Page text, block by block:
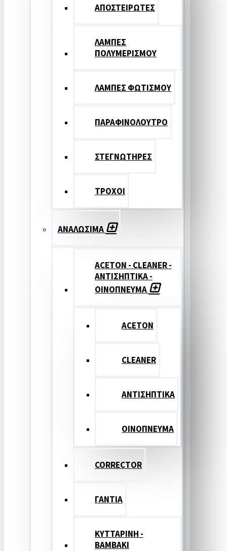
ΑΠΟΣΤΕΙΡΩΤΕΣ
ΛΑΜΠΕΣ
ΠΟΛΥΜΕΡΙΣΜΟΥ
ΛΑΜΠΕΣ ΦΩΤΙΣΜΟΥ
ΠΑΡΑΦΙΝΟΛΟΥΤΡΟ
ΣΤΕΓΝΩΤΗΡΕΣ
ΤΡΟΧΟΙ
ΑΝΑΛΩΣΙΜΑ
ACETON - CLEANER -
ΑΝΤΙΣΗΠΤΙΚΑ -
ΟΙΝΟΠΝΕΥΜΑ
ACETON
CLEANER
ΑΝΤΙΣΗΠΤΙΚΑ
ΟΙΝΟΠΝΕΥΜΑ
CORRECTOR
ΓΑΝΤΙΑ
ΚΥΤΤΑΡΙΝΗ -
ΒΑΜΒΑΚΙ